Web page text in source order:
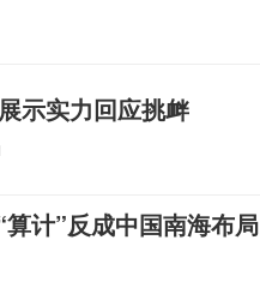
示实力回应挑衅
计”反成中国南海布局